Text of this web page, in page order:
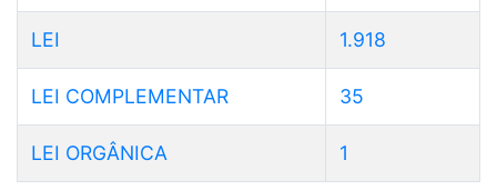
LEI 1.918
LEI COMPLEMENTAR 35
LEI ORGÂNICA 1